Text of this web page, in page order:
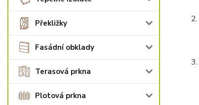
Překližky
Fasádní obklady
Terasová prkna
Plotová prkna